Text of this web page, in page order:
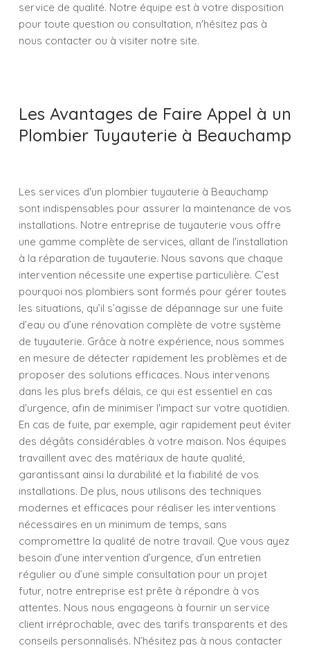
service de qualité. Notre équipe est à votre disposition
pour toute question ou consultation, n'hésitez pas à
nous contacter ou à visiter notre site.
Les Avantages de Faire Appel à un
Plombier Tuyauterie à Beauchamp
Les services d'un plombier tuyauterie à Beauchamp
sont indispensables pour assurer la maintenance de vos
installations. Notre entreprise de tuyauterie vous offre
une gamme complète de services, allant de l'installation
à la réparation de tuyauterie. Nous savons que chaque
intervention nécessite une expertise particulière. C’est
pourquoi nos plombiers sont formés pour gérer toutes
les situations, qu’il s’agisse de dépannage sur une fuite
d’eau ou d’une rénovation complète de votre système
de tuyauterie. Grâce à notre expérience, nous sommes
en mesure de détecter rapidement les problèmes et de
proposer des solutions efficaces. Nous intervenons
dans les plus brefs délais, ce qui est essentiel en cas
d'urgence, afin de minimiser l'impact sur votre quotidien.
En cas de fuite, par exemple, agir rapidement peut éviter
des dégâts considérables à votre maison. Nos équipes
travaillent avec des matériaux de haute qualité,
garantissant ainsi la durabilité et la fiabilité de vos
installations. De plus, nous utilisons des techniques
modernes et efficaces pour réaliser les interventions
nécessaires en un minimum de temps, sans
compromettre la qualité de notre travail. Que vous ayez
besoin d’une intervention d’urgence, d’un entretien
régulier ou d’une simple consultation pour un projet
futur, notre entreprise est prête à répondre à vos
attentes. Nous nous engageons à fournir un service
client irréprochable, avec des tarifs transparents et des
conseils personnalisés. N’hésitez pas à nous contacter